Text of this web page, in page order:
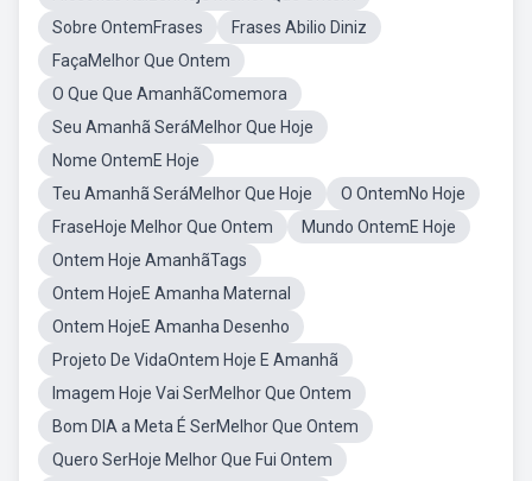
Sobre OntemFrases
Frases Abilio Diniz
FaçaMelhor Que Ontem
O Que Que AmanhãComemora
Seu Amanhã SeráMelhor Que Hoje
Nome OntemE Hoje
Teu Amanhã SeráMelhor Que Hoje
O OntemNo Hoje
FraseHoje Melhor Que Ontem
Mundo OntemE Hoje
Ontem Hoje AmanhãTags
Ontem HojeE Amanha Maternal
Ontem HojeE Amanha Desenho
Projeto De VidaOntem Hoje E Amanhã
Imagem Hoje Vai SerMelhor Que Ontem
Bom DIA a Meta É SerMelhor Que Ontem
Quero SerHoje Melhor Que Fui Ontem